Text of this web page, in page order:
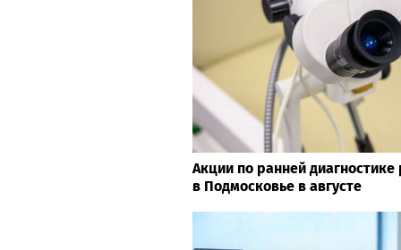
Акции по ранней
в Подмосковье в августе